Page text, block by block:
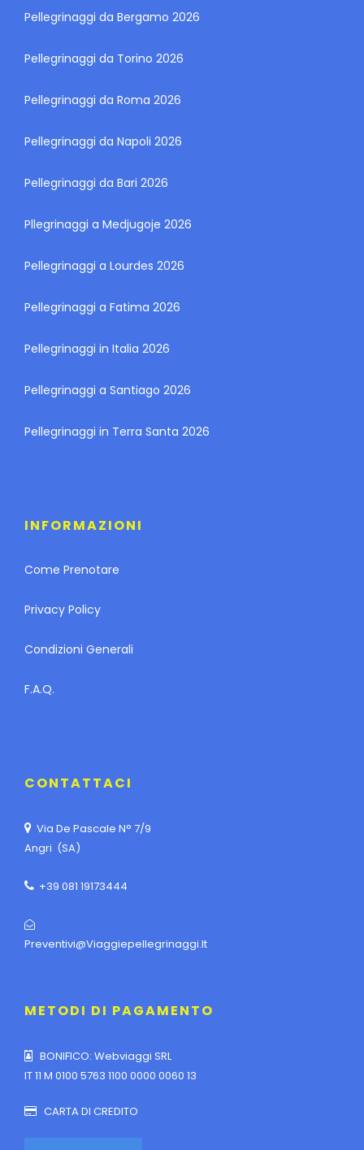
Pellegrinaggi da Bergamo 2026
Pellegrinaggi da Torino 2026
Pellegrinaggi da Roma 2026
Pellegrinaggi da Napoli 2026
Pellegrinaggi da Bari 2026
Pllegrinaggi a Medjugoje 2026
Pellegrinaggi a Lourdes 2026
Pellegrinaggi a Fatima 2026
Pellegrinaggi in Italia 2026
Pellegrinaggi a Santiago 2026
Pellegrinaggi in Terra Santa 2026
INFORMAZIONI
Come Prenotare
Privacy Policy
Condizioni Generali
F.A.Q.
CONTATTACI
Via De Pascale N° 7/9
Angri (SA)
+39 081 19173444
Preventivi@viaggiepellegrinaggi.it
METODI DI PAGAMENTO
BONIFICO: Webviaggi SRL
IT 11 M 0100 5763 1100 0000 0060 13
CARTA DI CREDITO